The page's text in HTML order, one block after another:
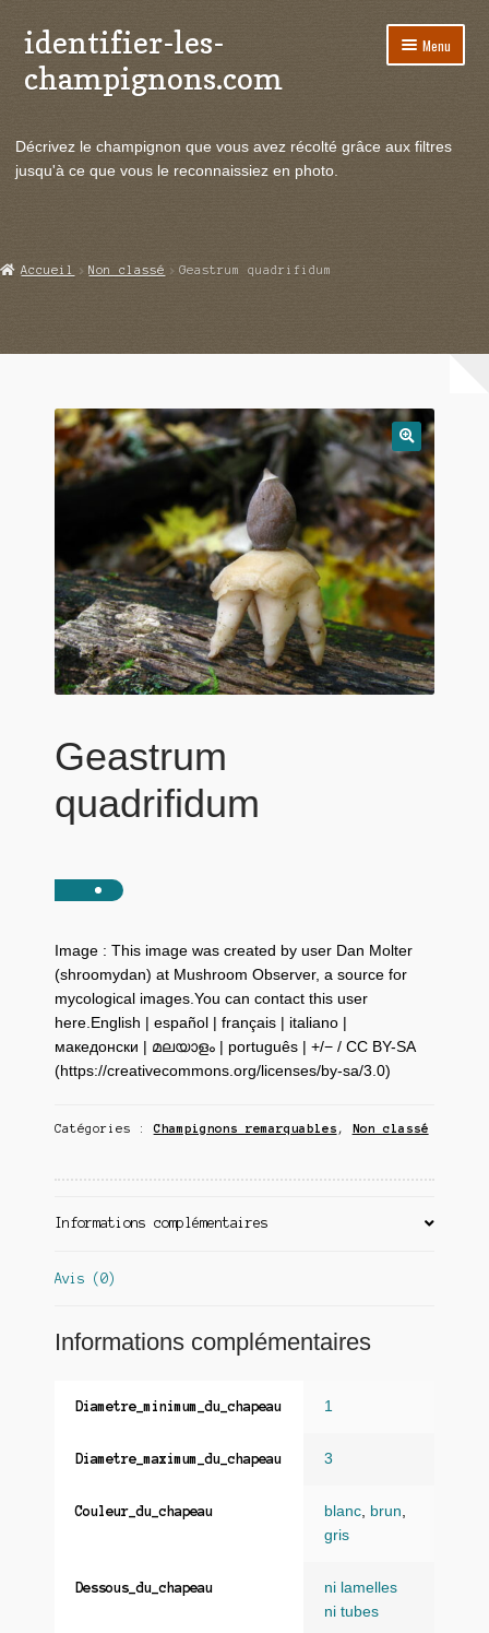
Aller
à
la
Aller
au
contenu
identifier-les-
champignons.com
Menu
le
Actualités
Echanges et contacts
Décrivez le champignon que vous avez récolté grâce aux filtres
jusqu'à ce que vous le reconnaissiez en photo.
Accueil Non classé Geastrum quadrifidum
Geastrum
quadrifidum
Image : This image was created by user Dan Molter
(shroomydan) at Mushroom Observer, a source for
mycological images.You can contact this user
here.English | español | français | italiano |
македонски | മലയാളം | português | +/− / CC BY-SA
(https://creativecommons.org/licenses/by-sa/3.0)
Catégories :Champignons remarquables , Non classé
Informations complémentaires
Avis (0)
Informations complémentaires
Diametre_minimum_du_chapeau 1
Diametre_maximum_du_chapeau 3
Couleur_du_chapeau blanc, brun,
gris
Dessous_du_chapeau
ni lamelles
ni tubes